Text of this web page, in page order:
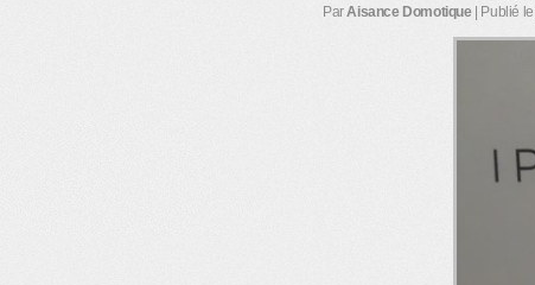
ParAisance Domotique Publié le